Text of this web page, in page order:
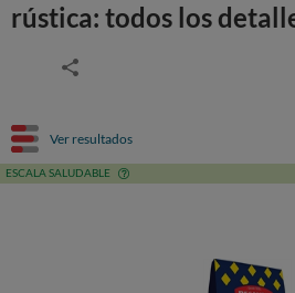
rústica: todos los
Ver resultados
ESCALA SALUDABLE